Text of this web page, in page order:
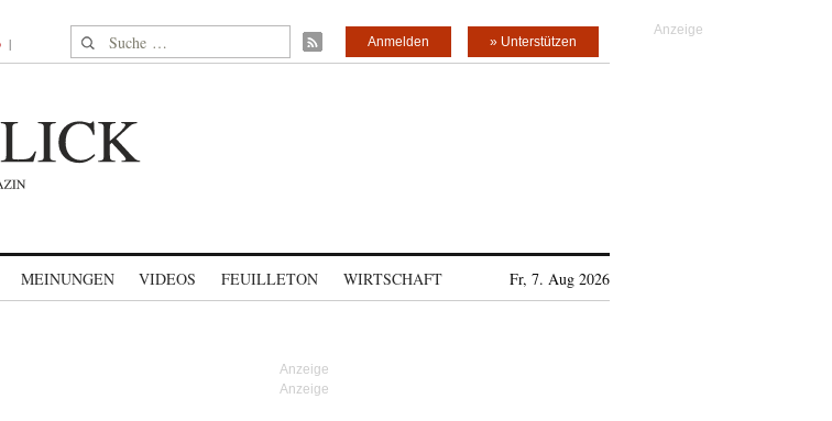
Suche nach: » Unterstützen
Anmelden
MEINUNGEN VIDEOS FEUILLETON WIRTSCHAFT Fr, 7. Aug 2026